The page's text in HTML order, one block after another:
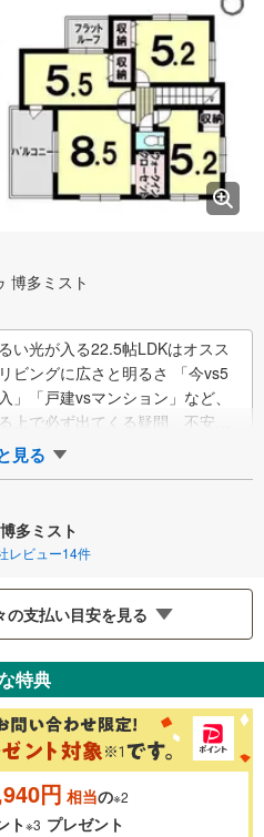
博多ミスト
い光が入る22.5帖LDKはオスス
ビングに広さと明るさ 「今vs5
」「戸建vsマンション」など、
上で必ず出てくる疑問、不安を
答えはお客様の…
見る
多ミスト
レビュー14件
の支払い目安を見る
％
特典
円 相当の※2
ト※3 プレゼント